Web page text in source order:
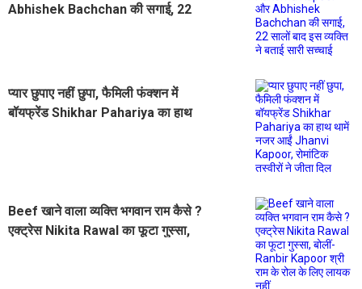
Abhishek Bachchan की सगाई, 22
प्यार छुपाए नहीं छुपा, फैमिली फंक्शन में
बॉयफ्रेंड Shikhar Pahariya का हाथ
Beef खाने वाला व्यक्ति भगवान राम कैसे ?
एक्ट्रेस Nikita Rawal का फूटा गुस्सा,